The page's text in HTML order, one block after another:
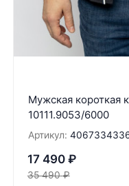
Мужская короткая
10111.9053/6000
Артикул:
17 490 ₽
35 490 ₽